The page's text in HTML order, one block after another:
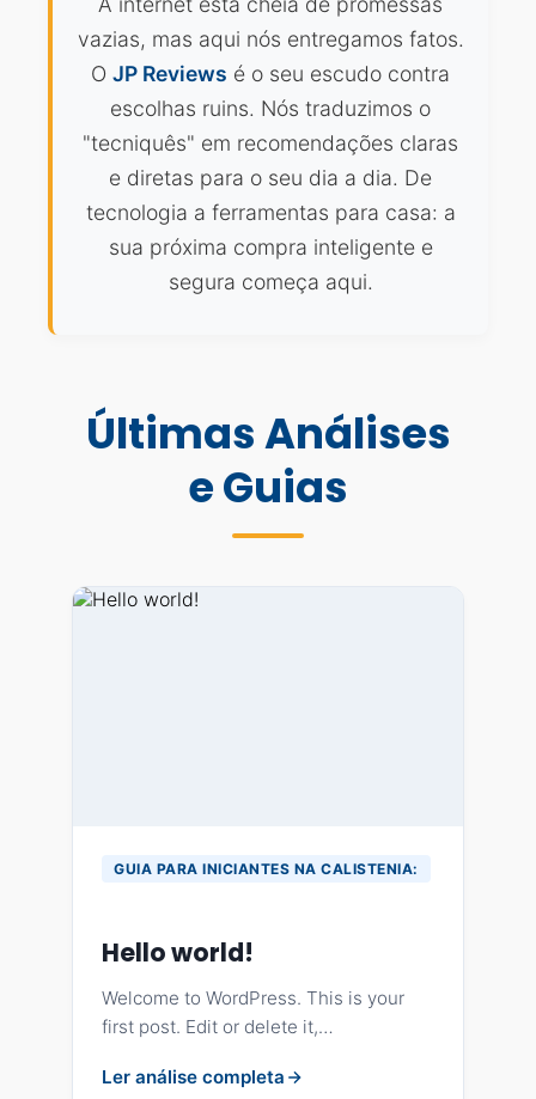
vazias, mas aqui nós entregamos fatos.
O JP Reviews é o seu escudo contra
escolhas ruins. Nós traduzimos o
"tecniquês" em recomendações claras
e diretas para o seu dia a dia. De
tecnologia a ferramentas para casa: a
sua próxima compra inteligente e
segura começa aqui.
Últimas Análises
e Guias
GUIA PARA INICIANTES NA CALISTENIA:
Hello world!
Welcome to WordPress. This is your
first post. Edit or delete it,…
Ler análise completa